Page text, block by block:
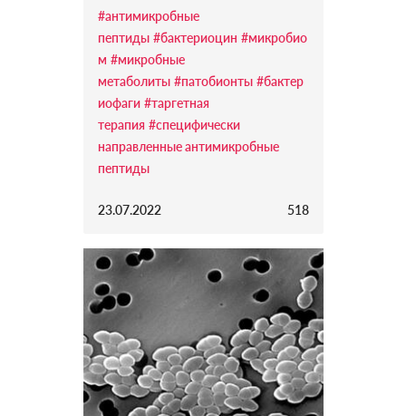
#антимикробные
пептиды #бактериоцин #микробио
м #микробные
метаболиты #патобионты #бактер
иофаги #таргетная
терапия #специфически
направленные антимикробные
пептиды
23.07.2022 518